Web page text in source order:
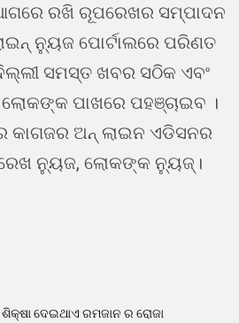
ରଖି ରୂପରେଖର ସମ୍ପାଦନ
ନ୍ୟୁଜ ପୋର୍ଟାଲରେ ପରିଣତ
ସମସ୍ତ ଖବର ସଠିକ ଏବଂ
ପାଖରେ ପହଞ୍ଚାଇବ ।
କାଗଜର ଅନ୍ ଲାଇନ ଏଡିସନର
ନ୍ୟୁଜ, ଲୋକଙ୍କ ନ୍ୟୁଜ୍।
ଦେଇଥାଏ ରମଜାନ ର ରୋଜା